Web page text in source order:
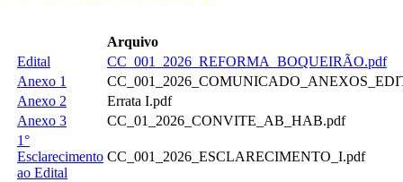
Arquivo
Edital
CC_001_2026_REFORMA_BOQUEIRÃO.pdf
Anexo 1
Anexo 2
Errata I.pdf
Anexo 3
CC_01_2026_CONVITE_AB_HAB.pdf
1°
Esclarecimento
ao Edital
CC_001_2026_ESCLARECIMENTO_I.pdf